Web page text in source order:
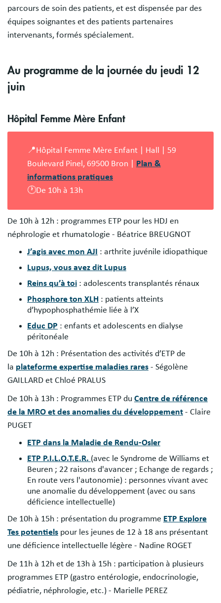
parcours de soin des patients, et est dispensée par des
équipes soignantes et des patients partenaires
intervenants, formés spécialement.
Au programme de la journée du jeudi 12
juin
Hôpital Femme Mère Enfant
📍Hôpital Femme Mère Enfant | Hall | 59
Boulevard Pinel, 69500 Bron | Plan &
informations pratiques
🕐De 10h à 13h
De 10h à 12h : programmes ETP pour les HDJ en
néphrologie et rhumatologie - Béatrice BREUGNOT
J’agis avec mon AJI
: arthrite juvénile idiopathique
Lupus, vous avez dit Lupus
Reins qu’à toi : adolescents transplantés rénaux
Phosphore ton XLH : patients atteints
d’hypophosphathémie liée à l’X
Educ DP : enfants et adolescents en dialyse
péritonéale
De 10h à 12h : Présentation des activités d’ETP de
la plateforme expertise maladies rares - Ségolène
GAILLARD et Chloé PRALUS
De 10h à 13h : Programmes ETP du Centre de référence
de la MRO et des anomalies du développement - Claire
PUGET
ETP dans la Maladie de Rendu-Osler
ETP P.I.L.O.T.E.R. (avec le Syndrome de Williams et
Beuren ; 22 raisons d'avancer ; Echange de regards ;
En route vers l'autonomie) : personnes vivant avec
une anomalie du développement (avec ou sans
déficience intellectuelle)
De 10h à 15h : présentation du programme ETP Explore
Tes potentiels pour les jeunes de 12 à 18 ans présentant
une déficience intellectuelle légère - Nadine ROGET
De 11h à 12h et de 13h à 15h : participation à plusieurs
programmes ETP (gastro entérologie, endocrinologie,
pédiatrie, néphrologie, etc.) - Marielle PEREZ